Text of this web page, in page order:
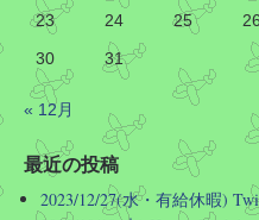
されても「どの四
のです
なお、町名だけ聞か
Twitter
Hirotoshi Okumura
23
24 25 26
30
31
« 12月
最近の投稿
2023/12/27(水・有給休暇)